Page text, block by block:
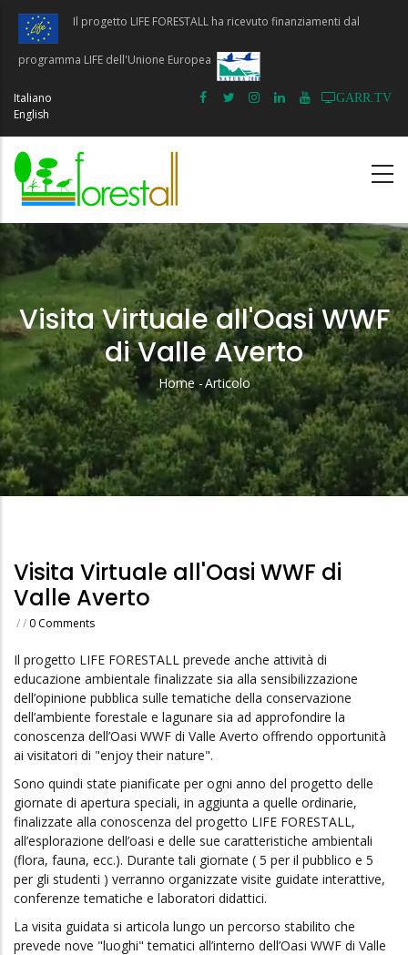
Salta
contenuto
principale
Il progetto LIFE FORESTALL ha ricevuto finanziamenti dal
programma LIFE dell'Unione Europea
GARR.TV
Italiano
English
Visita Virtuale all'Oasi WWF
di Valle Averto
Briciole
Di
Pane
Home -Articolo
Visita Virtuale all'Oasi WWF di
Valle Averto
// 0 Comments
Il progetto LIFE FORESTALL prevede anche attività di
educazione ambientale finalizzate sia alla sensibilizzazione
dell’opinione pubblica sulle tematiche della conservazione
dell’ambiente forestale e lagunare sia ad approfondire la
conoscenza dell’Oasi WWF di Valle Averto offrendo opportunità
ai visitatori di "enjoy their nature".
Sono quindi state pianificate per ogni anno del progetto delle
giornate di apertura speciali, in aggiunta a quelle ordinarie,
finalizzate alla conoscenza del progetto LIFE FORESTALL,
all’esplorazione dell’oasi e delle sue caratteristiche ambientali
(flora, fauna, ecc.). Durante tali giornate ( 5 per il pubblico e 5
per gli studenti ) verranno organizzate visite guidate interattive,
conferenze tematiche e laboratori didattici.
La visita guidata si articola lungo un percorso stabilito che
prevede nove "luoghi" tematici all’interno dell’Oasi WWF di Valle